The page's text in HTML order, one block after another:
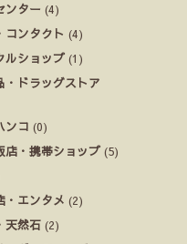
ンター (4)
コンタクト (4)
ルショップ (1)
・ドラッグストア
ンコ (0)
店・携帯ショップ (5)
・エンタメ (2)
天然石 (2)